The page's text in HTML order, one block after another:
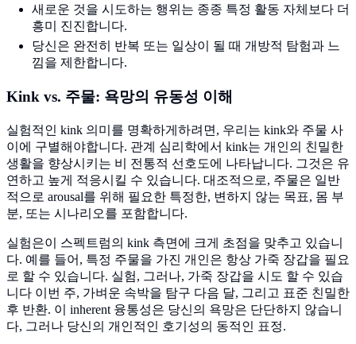
새로운 것을 시도하는 행위는 종종 특정 활동 자체보다 더
흥미 진진합니다.
당신은 완전히 반복 또는 일상이 될 때 개방적 탐험과 느
낌을 제한합니다.
Kink vs. 주물: 욕망의 유동성 이해
실험적인 kink 의미를 명확하게하려면, 우리는 kink와 주물 사
이에 구별해야합니다. 관계 심리학에서 kink는 개인의 친밀한
생활을 향상시키는 비 전통적 선호도에 나타납니다. 그것은 유
연하고 높게 적응시킬 수 있습니다. 대조적으로, 주물은 일반
적으로 arousal를 위해 필요한 특정한, 변하지 않는 목표, 몸 부
분, 또는 시나리오를 포함합니다.
실험은이 스펙트럼의 kink 측면에 크게 초점을 맞추고 있습니
다. 예를 들어, 특정 주물을 가진 개인은 항상 가죽 장갑을 필요
로 할 수 있습니다. 실험, 그러나, 가죽 장갑을 시도 할 수 있습
니다 이번 주, 가벼운 속박을 탐구 다음 달, 그리고 표준 친밀한
후 반환. 이 inherent 융통성은 당신의 욕망은 단단하지 않습니
다, 그러나 당신의 개인적인 호기성의 동적인 표정.